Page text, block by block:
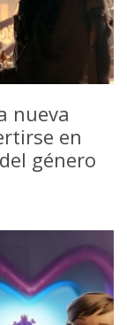
nueva
en
género